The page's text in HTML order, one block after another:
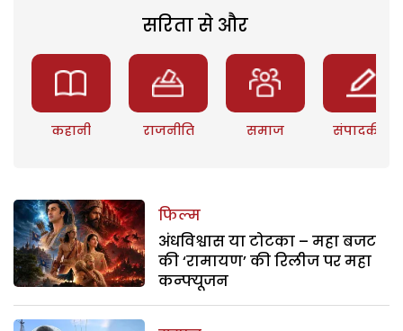
सरिता से और
कहानी राजनीति समाज संपादकीय
फिल्म
अंधविश्वास या टोटका – महा बजट
की ‘रामायण’ की रिलीज पर महा
कन्फ्यूजन